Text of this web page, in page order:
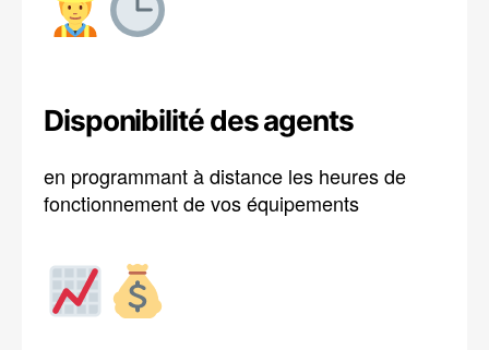
Disponibilité des agents
en programmant à distance les heures de
fonctionnement de vos équipements